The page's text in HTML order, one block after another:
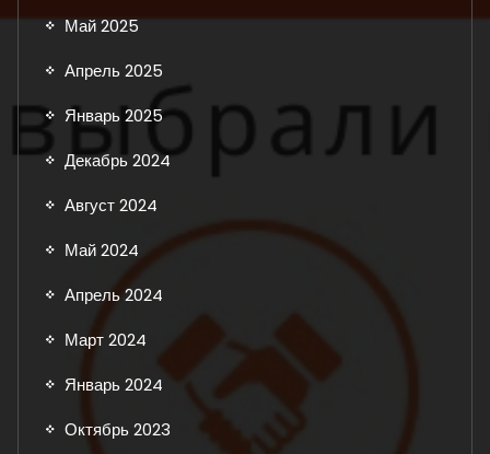
Май 2025
Апрель 2025
Январь 2025
Декабрь 2024
Август 2024
Май 2024
Апрель 2024
Март 2024
Январь 2024
Октябрь 2023